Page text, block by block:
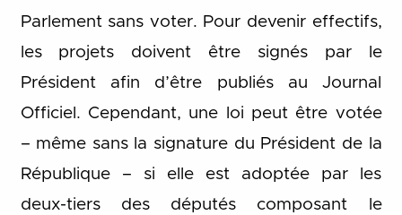
Parlement sans voter. Pour devenir effectifs,
les projets doivent être signés par le
Président afin d’être publiés au Journal
Officiel. Cependant, une loi peut être votée
– même sans la signature du Président de la
République – si elle est adoptée par les
deux-tiers des députés composant le